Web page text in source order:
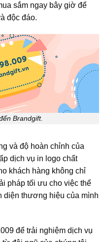
sắm ngay bây giờ để
độc đáo.
Brandgift.
và độ hoàn chỉnh của
dịch vụ in logo chất
khách hàng không chỉ
pháp tối ưu cho việc thể
diện thương hiệu của mình
để trải nghiệm dịch vụ